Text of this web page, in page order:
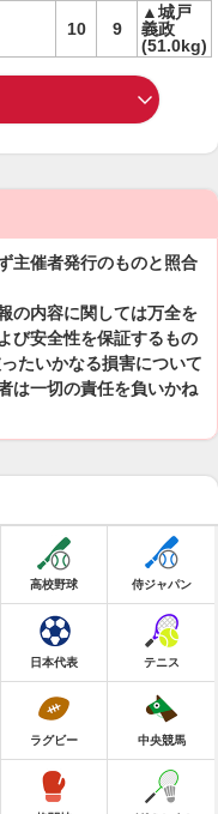
10 9
▲城戸
義政
(51.0kg)
主催者発行のものと照合
の内容に関しては万全を
び安全性を保証するもの
たいかなる損害について
は一切の責任を負いかね
高校野球 侍ジャパン
日本代表 テニス
ラグビー 中央競馬